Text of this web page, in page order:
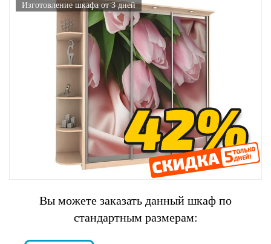
Изготовление шкафа от 3 дней
Вы можете заказать данный шкаф по
стандартным размерам: